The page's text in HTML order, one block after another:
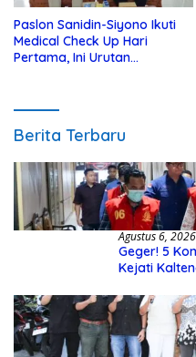
Paslon Sanidin-Siyono Ikuti
Medical Check Up Hari
Pertama, Ini Urutan
Berita Terbaru
Agustus 6, 2026
Geger! 5
Kejati